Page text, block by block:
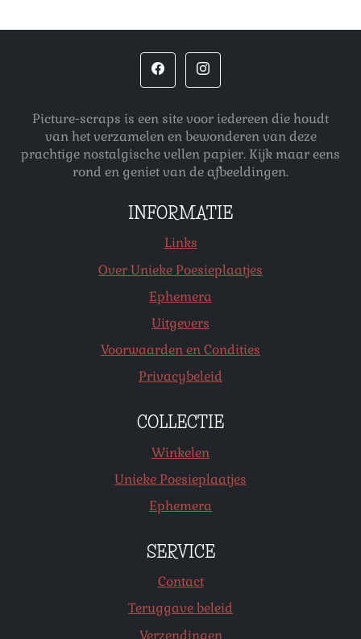
Picture-scraps is een site voor iedereen die houdt
van het verzamelen en bewonderen van deze
prachtige nostalgische vellen papier. Kijk maar eens
rond en geniet van de afbeeldingen.
INFORMATIE
Links
Over Unieke Poesieplaatjes
Ephemera
Uitgevers
Voorwaarden en Condities
Privacybeleid
COLLECTIE
Winkelen
Unieke Poesieplaatjes
Ephemera
SERVICE
Contact
Teruggave beleid
Verzendingen